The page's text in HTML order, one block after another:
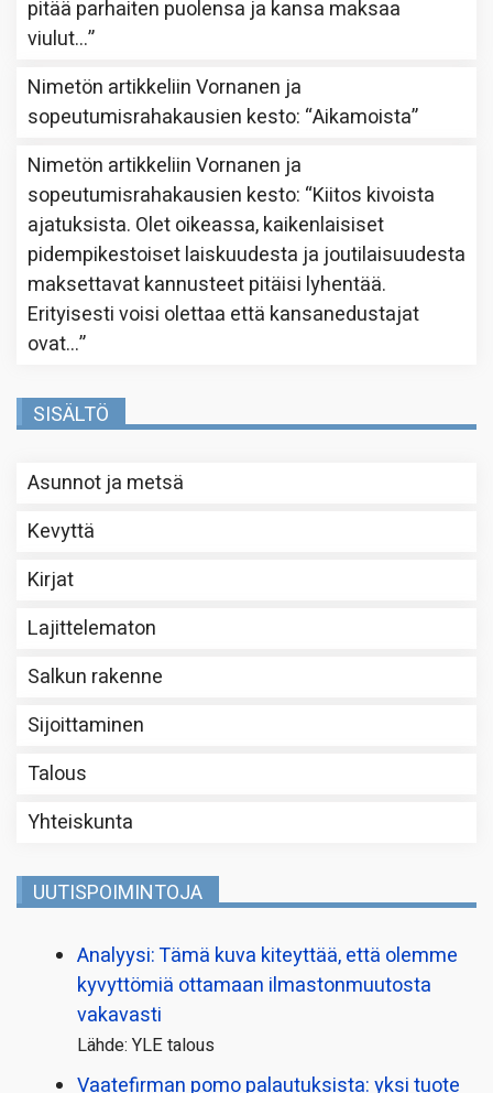
pitää parhaiten puolensa ja kansa maksaa
viulut…”
Nimetön artikkeliinVornanen ja
sopeutumisrahakausien kesto: “Aikamoista”
Nimetön artikkeliinVornanen ja
sopeutumisrahakausien kesto: “Kiitos kivoista
ajatuksista. Olet oikeassa, kaikenlaisiset
pidempikestoiset laiskuudesta ja joutilaisuudesta
maksettavat kannusteet pitäisi lyhentää.
Erityisesti voisi olettaa että kansanedustajat
ovat…”
SISÄLTÖ
Asunnot ja metsä
Kevyttä
Kirjat
Lajittelematon
Salkun rakenne
Sijoittaminen
Talous
Yhteiskunta
UUTISPOIMINTOJA
Analyysi: Tämä kuva kiteyttää, että olemme
kyvyttömiä ottamaan ilmaston­muutosta
vakavasti
Lähde: YLE talous
Vaatefirman pomo palautuksista: yksi tuote